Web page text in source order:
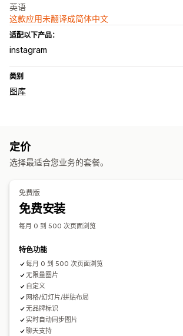
英语
这款应用未翻译成简体中文
适配以下产品：
instagram
类别
图库
定价
选择最适合您业务的套餐。
免费版
免费安装
每月 0 到 500 次页面浏览
特色功能
每月 0 到 500 次页面浏览
无限量图片
自定义
网格/幻灯片/拼贴布局
无品牌标识
实时自动同步图片
聊天支持